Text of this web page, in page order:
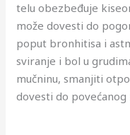
telu obezbeđuje
može dovesti do
poput bronhitisa i
sviranje i bol u
mučninu, smanjiti
dovesti do povećanog